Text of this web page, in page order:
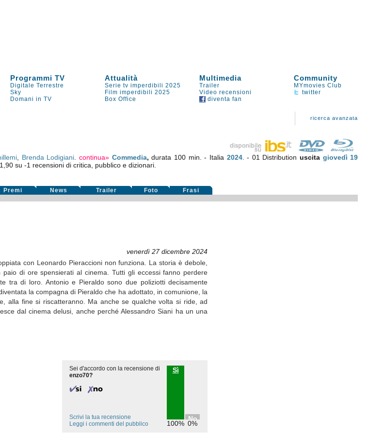
Programmi TV Attualità Multimedia Community
Digitale Terrestre Serie tv imperdibili 2025 Trailer
MYmovies Club
Sky Film imperdibili 2025 Video recensioni
twitter
Domani in TV Box Office diventa fan
ricerca avanzata
Brenda Lodigiani .continua» Commedia,durata 100 min. - Italia 2024. - 01 Distributionuscita giovedì 19
1,90 su -1 recensioni di critica, pubblico e dizionari.
Premi News Trailer Foto Frasi
venerdì 27 dicembre 2024
con Leonardo Pieraccioni non funziona. La storia è debole,
di ore spensierati al cinema. Tutti gli eccessi fanno perdere
tra di loro. Antonio e Pieraldo sono due poliziotti decisamente
la compagna di Pieraldo che ha adottato, in comunione, la
alla fine si riscatteranno. Ma anche se qualche volta si ride, ad
dal cinema delusi, anche perché Alessandro Siani ha un una
Sei d'accordo con la recensione di
enzo70?
Sì
100%
No
0%
Scrivi la tua recensione
Leggi i commenti del pubblico